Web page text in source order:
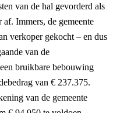
van de hal gevorderd als
Immers, de gemeente
verkoper gekocht – en dus
van de
bruikbare bebouwing
van € 237.375.
van de gemeente